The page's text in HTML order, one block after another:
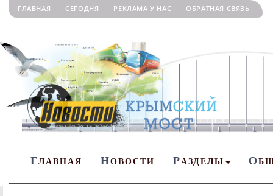
ГЛАВНАЯ СЕГОДНЯ РЕКЛАМА У НАС ОБРАТНАЯ СВЯЗЬ
ГЛАВНАЯ НОВОСТИ РАЗДЕЛЫ О